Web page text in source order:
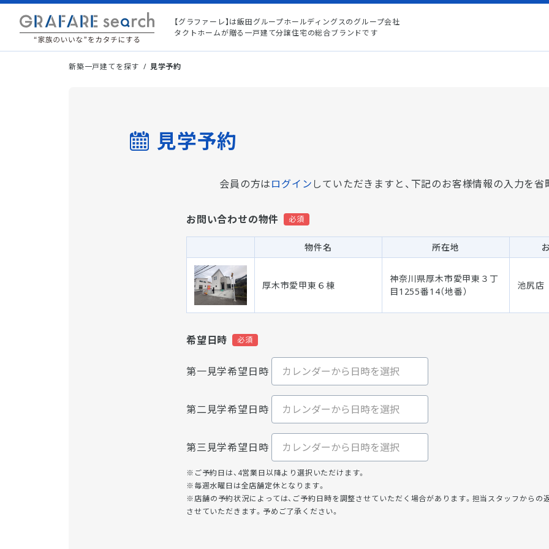
【グラファーレ】は飯田グループホールディングスのグループ会社
タクトホームが贈る一戸建て分譲住宅の総合ブランドです
新築一戸建てを探す 見学予約
見学予約
会員の方はログイン していただきますと、 下記のお客様情報の入力を省
お問い合わせの物件
物件名 所在地
厚木市愛甲東６棟
神奈川県厚木市愛甲東３丁
目1255番14（地番）
池尻店
希望日時
第一見学希望日時
第二見学希望日時
第三見学希望日時
※ご予約日は、4営業日以降より選択いただけます。
※毎週水曜日は全店舗定休となります。
※店舗の予約状況によっては、ご予約日時を調整させていただく場合があります。担当スタッフからの
させていただきます。予めご了承ください。